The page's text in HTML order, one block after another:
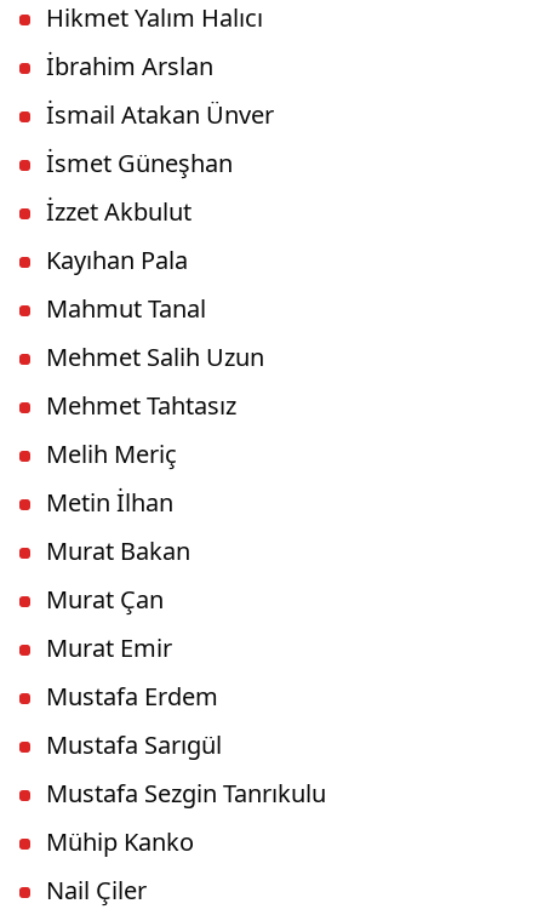
Hikmet Yalım Halıcı
İbrahim Arslan
İsmail Atakan Ünver
İsmet Güneşhan
İzzet Akbulut
Kayıhan Pala
Mahmut Tanal
Mehmet Salih Uzun
Mehmet Tahtasız
Melih Meriç
Metin İlhan
Murat Bakan
Murat Çan
Murat Emir
Mustafa Erdem
Mustafa Sarıgül
Mustafa Sezgin Tanrıkulu
Mühip Kanko
Nail Çiler